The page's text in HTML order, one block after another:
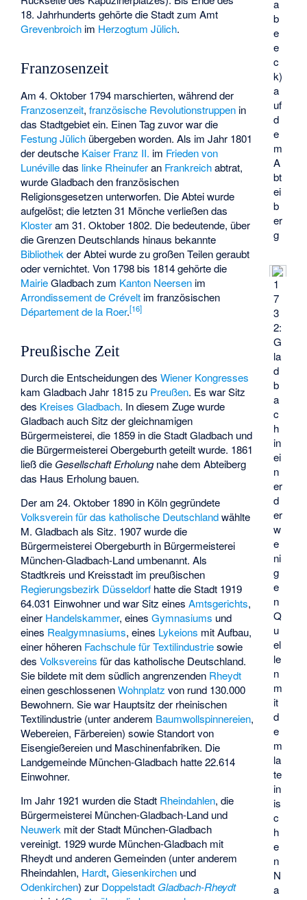
a
b
e
e
c
k)
a
uf
d
e
m
A
bt
ei
b
er
g
1
7
3
2:
G
la
d
b
a
c
h
in
ei
n
er
d
er
w
e
ni
g
e
n
Q
u
el
le
n
m
it
d
e
m
la
te
in
is
c
h
e
n
N
a
18. Jahrhunderts gehörte die Stadt zum Amt
Grevenbroich im Herzogtum Jülich.
Franzosenzeit
Am 4. Oktober 1794 marschierten, während der
Franzosenzeit,französische Revolutionstruppen in
das Stadtgebiet ein. Einen Tag zuvor war die
Festung Jülich übergeben worden. Als im Jahr 1801
der deutsche Kaiser Franz II. im Frieden von
Lunévilledas linke Rheinuferan Frankreichabtrat,
wurde Gladbach den französischen
Religionsgesetzen unterworfen. Die Abtei wurde
aufgelöst; die letzten 31 Mönche verließen das
Klosteram 31. Oktober 1802. Die bedeutende, über
die Grenzen Deutschlands hinaus bekannte
Bibliothek der Abtei wurde zu großen Teilen geraubt
oder vernichtet. Von 1798 bis 1814 gehörte die
MairieGladbach zum Kanton Neersen im
Arrondissement de Crévelt im französischen
Département de la Roer.[16]
Preußische Zeit
Durch die Entscheidungen desWiener Kongresses
kam Gladbach Jahr 1815 zu Preußen. Es war Sitz
des Kreises Gladbach. In diesem Zuge wurde
Gladbach auch Sitz der gleichnamigen
Bürgermeisterei, die 1859 in die Stadt Gladbach und
die Bürgermeisterei Obergeburth geteilt wurde. 1861
ließ die Gesellschaft Erholungnahe demAbteiberg
das Haus Erholungbauen.
Der am 24. Oktober 1890 in Köln gegründete
Volksverein für das katholische Deutschlandwählte
M. Gladbach als Sitz. 1907 wurde die
Bürgermeisterei Obergeburth in Bürgermeisterei
München-Gladbach-Land umbenannt. Als
Stadtkreis und Kreisstadt im preußischen
Regierungsbezirk Düsseldorf hatte die Stadt 1919
64.031 Einwohner und war Sitz einesAmtsgerichts,
einer Handelskammer, einesGymnasiums und
eines Realgymnasiums, eines Lykeions mit Aufbau,
einer höheren Fachschule für Textilindustriesowie
desVolksvereins für das katholische Deutschland.
Sie bildete mit dem südlich angrenzenden Rheydt
einen geschlossenenWohnplatz von rund 130.000
Bewohnern. Sie war Hauptsitz der rheinischen
Textilindustrie (unter anderem Baumwollspinnereien,
Webereien, Färbereien) sowie Standort von
Eisengießereien und Maschinenfabriken. Die
Landgemeinde München-Gladbach hatte 22.614
Einwohner.
Im Jahr 1921 wurden die Stadt Rheindahlen, die
Bürgermeisterei München-Gladbach-Land und
Neuwerk mit der Stadt München-Gladbach
vereinigt. 1929 wurde München-Gladbach mit
Rheydt und anderen Gemeinden (unter anderem
Rheindahlen, Hardt,Giesenkirchen und
Odenkirchen) zur Doppelstadt Gladbach-Rheydt